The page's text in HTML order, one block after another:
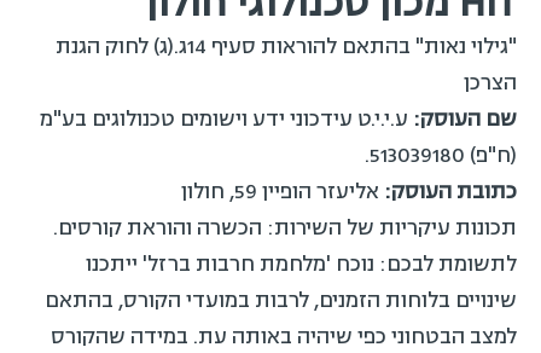
"גילוי נאות" בהתאם להוראות סעיף 14ג.(ג) לחוק הגנת
הצרכן
שם העוסק: ע.י.י.ט עידכוני ידע וישומים טכנולוגים בע"מ
(ח"פ) 513039180.
כתובת העוסק: אליעזר הופיין 59, חולון
תכונות עיקריות של השירות: הכשרה והוראת קורסים.
לתשומת לבכם: נוכח 'מלחמת חרבות ברזל' ייתכנו
שינויים בלוחות הזמנים, לרבות במועדי הקורס, בהתאם
למצב הבטחוני כפי שיהיה באותה עת. במידה שהקורס